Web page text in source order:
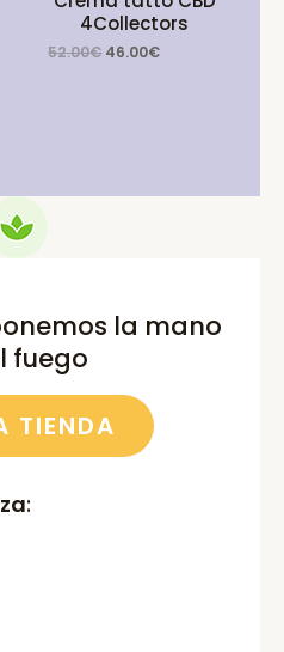
4Collectors
52.00€ Original
46.00€Current
la mano
fuego
TIENDA
: